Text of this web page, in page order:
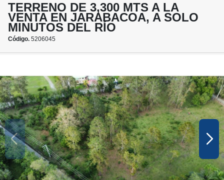
TERRENO DE 3,300 MTS A LA
VENTA EN JARABACOA, A SOLO
MINUTOS DEL RÍO
Código. 5206045